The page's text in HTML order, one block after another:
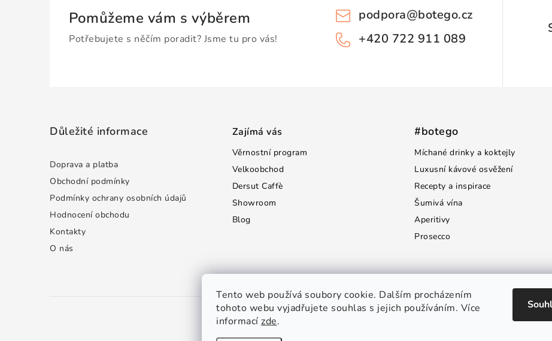
Tento web používá soubory cookie. Dalším procházením
tohoto webu vyjadřujete souhlas s jejich používáním. Více
informací zde.
Pomůžeme vám s výběrem
Potřebujete s něčím poradit? Jsme tu pro vás!
podpora@botego.cz
+420 722 911 089
Důležité informace
Doprava a platba
Obchodní podmínky
Podmínky ochrany osobních údajů
Hodnocení obchodu
Kontakty
O nás
Zajímá vás
Věrnostní program
Velkoobchod
Dersut Caffè
Showroom
Blog
#botego
Míchané drinky a koktejly
Luxusní kávové osvěžení
Recepty a inspirace
Šumivá vína
Aperitivy
Prosecco
Copyright 2026